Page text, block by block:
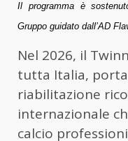
Il programma è
Gruppo guidato dall’AD
Nel 2026, il
tutta Italia,
riabilitazione
internazionale
calcio